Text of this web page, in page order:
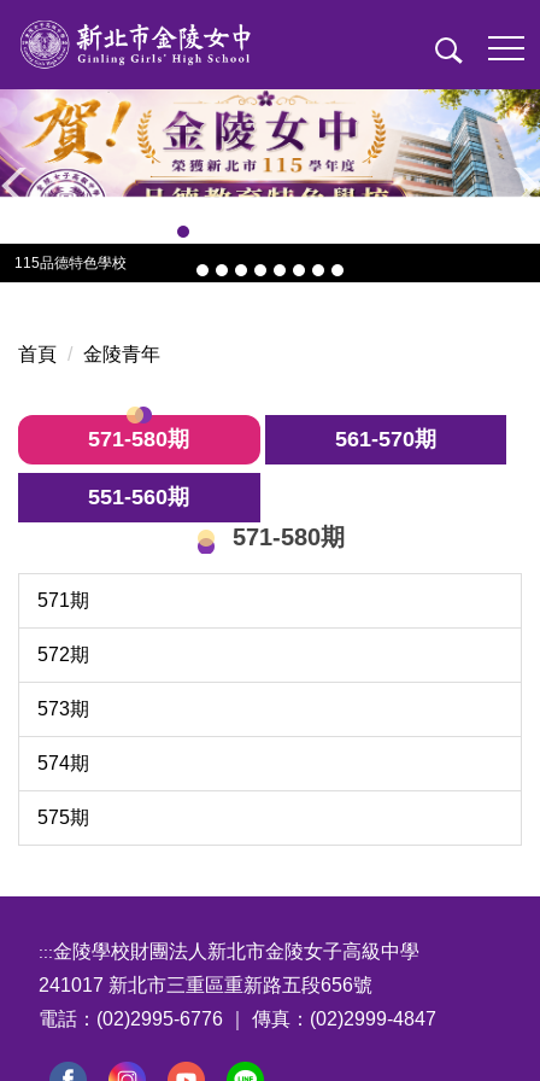
到
要
容
區
115品德特色學校
首頁 金陵青年
571-580期 561-570期
551-560期
571-580期
571期
572期
573期
574期
575期
:::金陵學校財團法人新北市金陵女子高級中學
241017 新北市三重區重新路五段656號
電話：(02)2995-6776 ｜ 傳真：(02)2999-4847